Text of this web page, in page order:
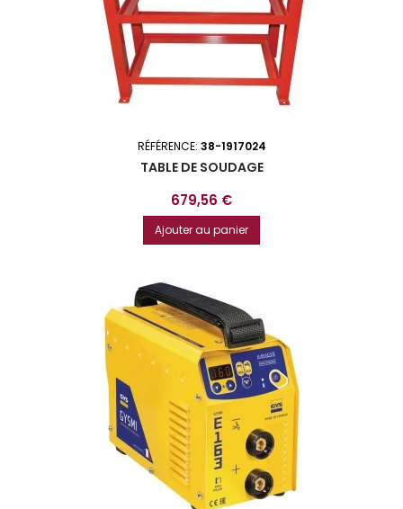
RÉFÉRENCE: 38-1917024
TABLE DE SOUDAGE
Prix
679,56 €
Ajouter au panier